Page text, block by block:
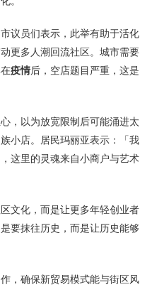
议员们表示，此举有助于活化
更多人潮回流社区。城市需要
疫情后，空店题目严重，这是
，以为放宽限制后可能涌进太
小店。居民玛丽亚表示：「我
这里的灵魂来自小商户与艺术
文化，而是让更多年轻创业者
要抹往历史，而是让历史能够
，确保新贸易模式能与街区风